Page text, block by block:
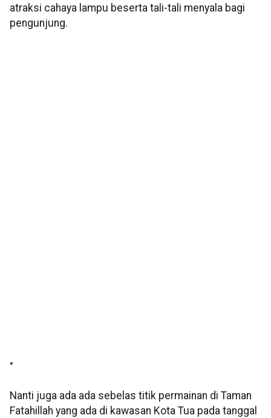
atraksi cahaya lampu beserta tali-tali menyala bagi
pengunjung.
"
Nanti juga ada ada sebelas titik permainan di Taman
Fatahillah yang ada di kawasan Kota Tua pada tanggal